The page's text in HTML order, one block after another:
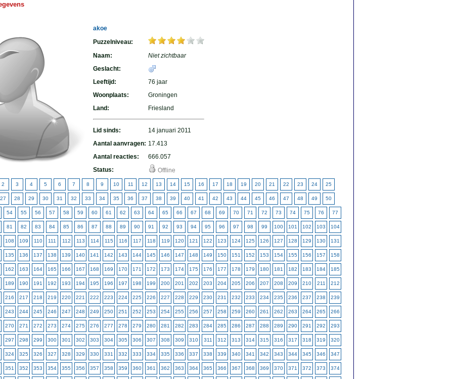
akoe
Puzzelniveau:
Naam:
Niet zichtbaar
Geslacht:
Leeftijd:
76 jaar
Woonplaats:
Groningen
Land:
Friesland
Lid sinds:
14 januari 2011
Aantal aanvragen: 17.413
Aantal reacties:
666.057
Status:
Offline
2 3 4 5 6 7 8 9 10 11 12 13 14 15 16 17 18 19 20 21 22 23 24 25
27 28 29 30 31 32 33 34 35 36 37 38 39 40 41 42 43 44 45 46 47 48 49 50
54 55 56 57 58 59 60 61 62 63 64 65 66 67 68 69 70 71 72 73 74 75 76 77
81 82 83 84 85 86 87 88 89 90 91 92 93 94 95 96 97 98 99 100 101 102 103 104
108 109 110 111 112 113 114 115 116 117 118 119 120 121 122 123 124 125 126 127 128 129 130 131
135 136 137 138 139 140 141 142 143 144 145 146 147 148 149 150 151 152 153 154 155 156 157 158
162 163 164 165 166 167 168 169 170 171 172 173 174 175 176 177 178 179 180 181 182 183 184 185
189 190 191 192 193 194 195 196 197 198 199 200 201 202 203 204 205 206 207 208 209 210 211 212
216 217 218 219 220 221 222 223 224 225 226 227 228 229 230 231 232 233 234 235 236 237 238 239
243 244 245 246 247 248 249 250 251 252 253 254 255 256 257 258 259 260 261 262 263 264 265 266
270 271 272 273 274 275 276 277 278 279 280 281 282 283 284 285 286 287 288 289 290 291 292 293
297 298 299 300 301 302 303 304 305 306 307 308 309 310 311 312 313 314 315 316 317 318 319 320
324 325 326 327 328 329 330 331 332 333 334 335 336 337 338 339 340 341 342 343 344 345 346 347
351 352 353 354 355 356 357 358 359 360 361 362 363 364 365 366 367 368 369 370 371 372 373 374